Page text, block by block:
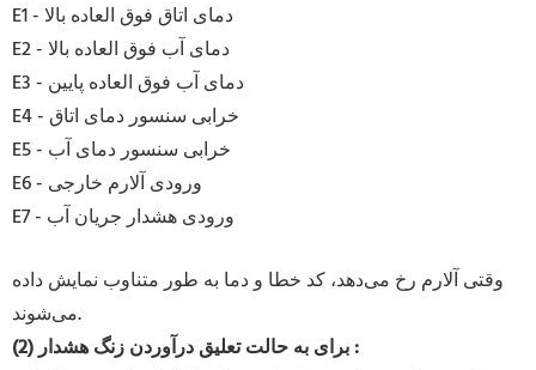
E1 - دمای اتاق فوق العاده بالا
E2 - دمای آب فوق العاده بالا
E3 - دمای آب فوق العاده پایین
E4 - خرابی سنسور دمای اتاق
E5 - خرابی سنسور دمای آب
E6 - ورودی آلارم خارجی
E7 - ورودی هشدار جریان آب
وقتی آلارم رخ می‌دهد، کد خطا و دما به طور متناوب نمایش داده
می‌شوند.
(2) برای به حالت تعلیق درآوردن زنگ هشدار: